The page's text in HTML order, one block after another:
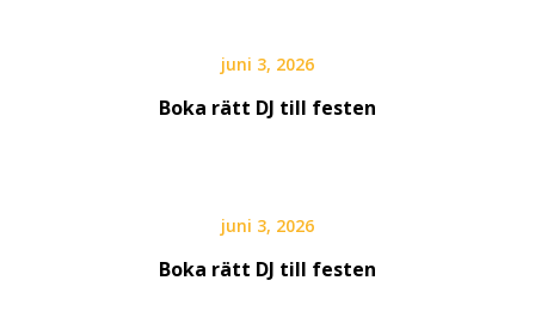
juni 3, 2026
Boka rätt DJ till festen
juni 3, 2026
Boka rätt DJ till festen